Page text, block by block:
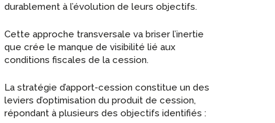
durablement à l’évolution de leurs objectifs.
Cette approche transversale va briser l’inertie
que crée le manque de visibilité lié aux
conditions fiscales de la cession.
La stratégie d’apport-cession constitue un des
leviers d’optimisation du produit de cession,
répondant à plusieurs des objectifs identifiés :